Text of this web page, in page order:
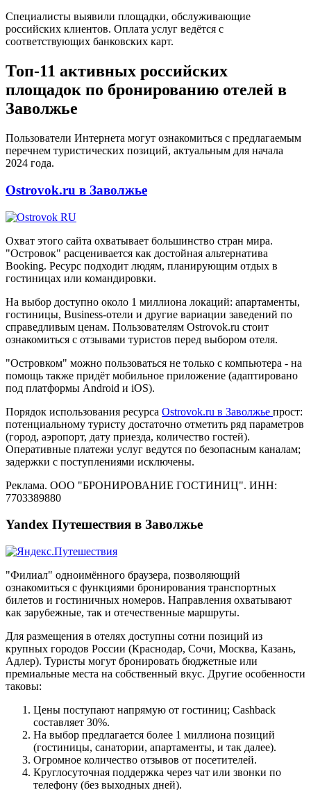
Специалисты выявили площадки, обслуживающие
российских клиентов. Оплата услуг ведётся с
соответствующих банковских карт.
Топ-11 активных российских
площадок по бронированию отелей в
Заволжье
Пользователи Интернета могут ознакомиться с предлагаемым
перечнем туристических позиций, актуальным для начала
2024 года.
Ostrovok.ru в Заволжье
Охват этого сайта охватывает большинство стран мира.
"Островок" расценивается как достойная альтернатива
Booking. Ресурс подходит людям, планирующим отдых в
гостиницах или командировки.
На выбор доступно около 1 миллиона локаций: апартаменты,
гостиницы, Business-отели и другие вариации заведений по
справедливым ценам. Пользователям Ostrovok.ru стоит
ознакомиться с отзывами туристов перед выбором отеля.
"Островком" можно пользоваться не только с компьютера - на
помощь также придёт мобильное приложение (адаптировано
под платформы Android и iOS).
Порядок использования ресурса Ostrovok.ru в Заволжье прост:
потенциальному туристу достаточно отметить ряд параметров
(город, аэропорт, дату приезда, количество гостей).
Оперативные платежи услуг ведутся по безопасным каналам;
задержки с поступлениями исключены.
Реклама. ООО "БРОНИРОВАНИЕ ГОСТИНИЦ". ИНН:
7703389880
Yandex Путешествия в Заволжье
"Филиал" одноимённого браузера, позволяющий
ознакомиться с функциями бронирования транспортных
билетов и гостиничных номеров. Направления охватывают
как зарубежные, так и отечественные маршруты.
Для размещения в отелях доступны сотни позиций из
крупных городов России (Краснодар, Сочи, Москва, Казань,
Адлер). Туристы могут бронировать бюджетные или
премиальные места на собственный вкус. Другие особенности
таковы:
Цены поступают напрямую от гостиниц; Cashback
составляет 30%.
На выбор предлагается более 1 миллиона позиций
(гостиницы, санатории, апартаменты, и так далее).
Огромное количество отзывов от посетителей.
Круглосуточная поддержка через чат или звонки по
телефону (без выходных дней).